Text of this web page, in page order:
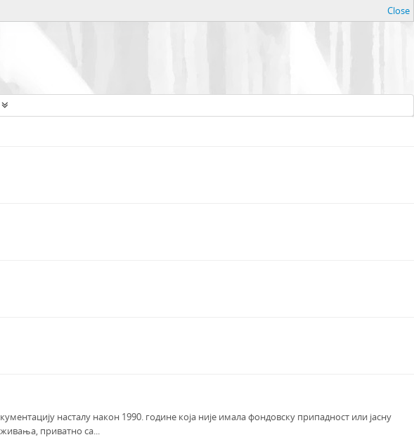
Close
насталу након 1990. године која није имала фондовску припадност или јасну
приватно са...